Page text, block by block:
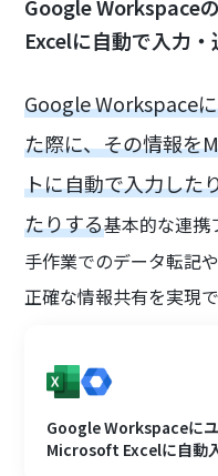
Google Workspace
Excelに自動で入力・
Google Workspace
た際に、その情報を
トに自動で入力した
たりする基本的な連携
手作業でのデータ転記
正確な情報共有を実現
Google Workspaceにユ
Microsoft Excelに自動